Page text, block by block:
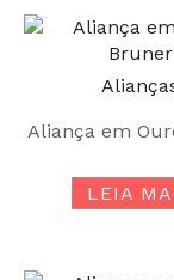
Aliança em
LEIA